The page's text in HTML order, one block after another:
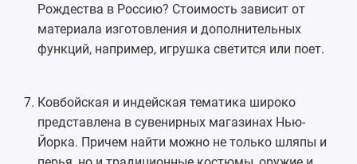
Рождества в Россию? Стоимость зависит от
материала изготовления и дополнительных
функций, например, игрушка светится или поет.
Ковбойская и индейская тематика широко
представлена в сувенирных магазинах Нью-
Йорка. Причем найти можно не только шляпы и